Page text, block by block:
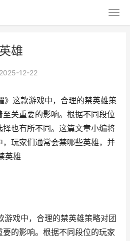
雄
12-22
》这款游戏中，合理的禁英雄策
关重要的影响。根据不同段位
也有所不同。这篇文章小编将
玩家们通常会禁哪些英雄，并
英雄
游戏中，合理的禁英雄策略对团
的影响。根据不同段位的玩家